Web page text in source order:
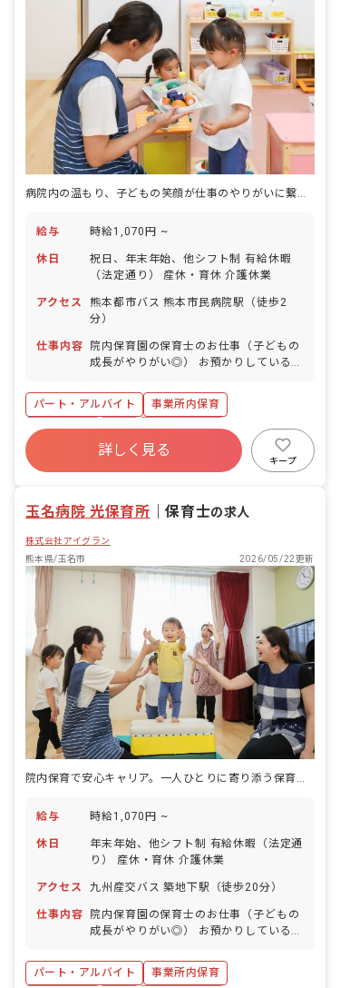
病院内の温もり、子どもの笑顔が仕事のやりがいに繋がる
給与 時給1,070円 ~
休日
祝日、年末年始、他シフト制 有給休暇
（法定通り） 産休・育休 介護休業
アクセス
熊本都市バス 熊本市民病院駅（徒歩2
分）
仕事内容
院内保育園の保育士のお仕事（子どもの
成長がやりがい◎） お預かりしている子
食事・睡眠・排泄・清潔・衣類の着脱等
・集団生活を通じた社会性の装着 ・行事
の計画・実行、お知らせの作成
パート・アルバイト
事業所内保育
複数園あり
有給
福利厚生充実
産休育休制度
未経験歓迎
詳しく見る
キープ
玉名病院 光保育所 ｜保育士の求人
株式会社アイグラン
熊本県/玉名市
2026/05/22更新
院内保育で安心キャリア。一人ひとりに寄り添う保育を実現します。
給与 時給1,070円 ~
休日
年末年始、他シフト制 有給休暇（法定通
り） 産休・育休 介護休業
アクセス 九州産交バス 築地下駅（徒歩20分）
仕事内容
院内保育園の保育士のお仕事（子どもの
成長がやりがい◎） お預かりしている子
食事・睡眠・排泄・清潔・衣類の着脱等
・集団生活を通じた社会性の装着 ・行事
パート・アルバイト
事業所内保育